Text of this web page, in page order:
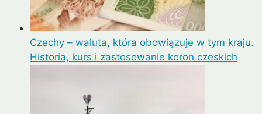
Czechy – waluta, która obowiązuje w tym kraju.
Historia, kurs i zastosowanie koron czeskich